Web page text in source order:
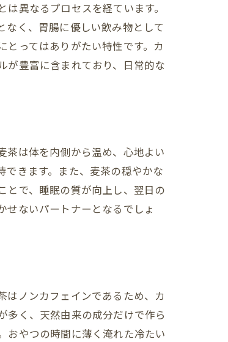
異なるプロセスを経ています。
なく、胃腸に優しい飲み物として
ってはありがたい特性です。カ
が豊富に含まれており、日常的な
茶は体を内側から温め、心地よい
できます。また、麦茶の穏やかな
とで、睡眠の質が向上し、翌日の
ないパートナーとなるでしょ
はノンカフェインであるため、カ
多く、天然由来の成分だけで作ら
おやつの時間に薄く淹れた冷たい